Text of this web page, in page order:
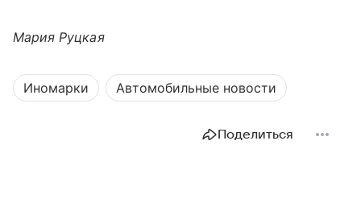
Мария Руцкая
Иномарки Автомобильные новости
Поделиться